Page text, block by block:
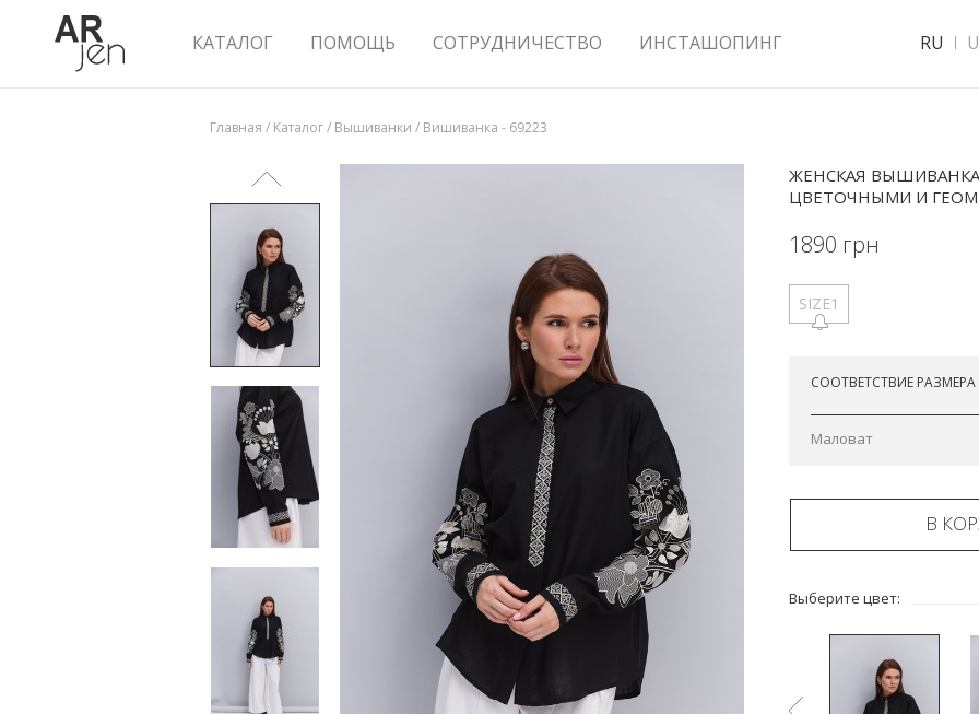
КАТАЛОГ ПОМОЩЬ СОТРУДНИЧЕСТВО ИНСТАШОПИНГ RU
Главная / Каталог/ Вышиванки / Вишиванка - 69223
ЖЕНСКАЯ
ЦВЕТОЧНЫМИ И
1890 грн
SIZE1
СООТВЕТСТВИЕ РАЗМЕРА
Маловат
В
Выберите цвет: